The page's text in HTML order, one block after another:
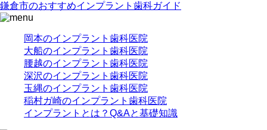
鎌倉市のおすすめインプラント歯科ガイド
岡本のインプラント歯科医院
大船のインプラント歯科医院
腰越のインプラント歯科医院
深沢のインプラント歯科医院
玉縄のインプラント歯科医院
稲村ガ崎のインプラント歯科医院
インプラントとは？Q&Aと基礎知識